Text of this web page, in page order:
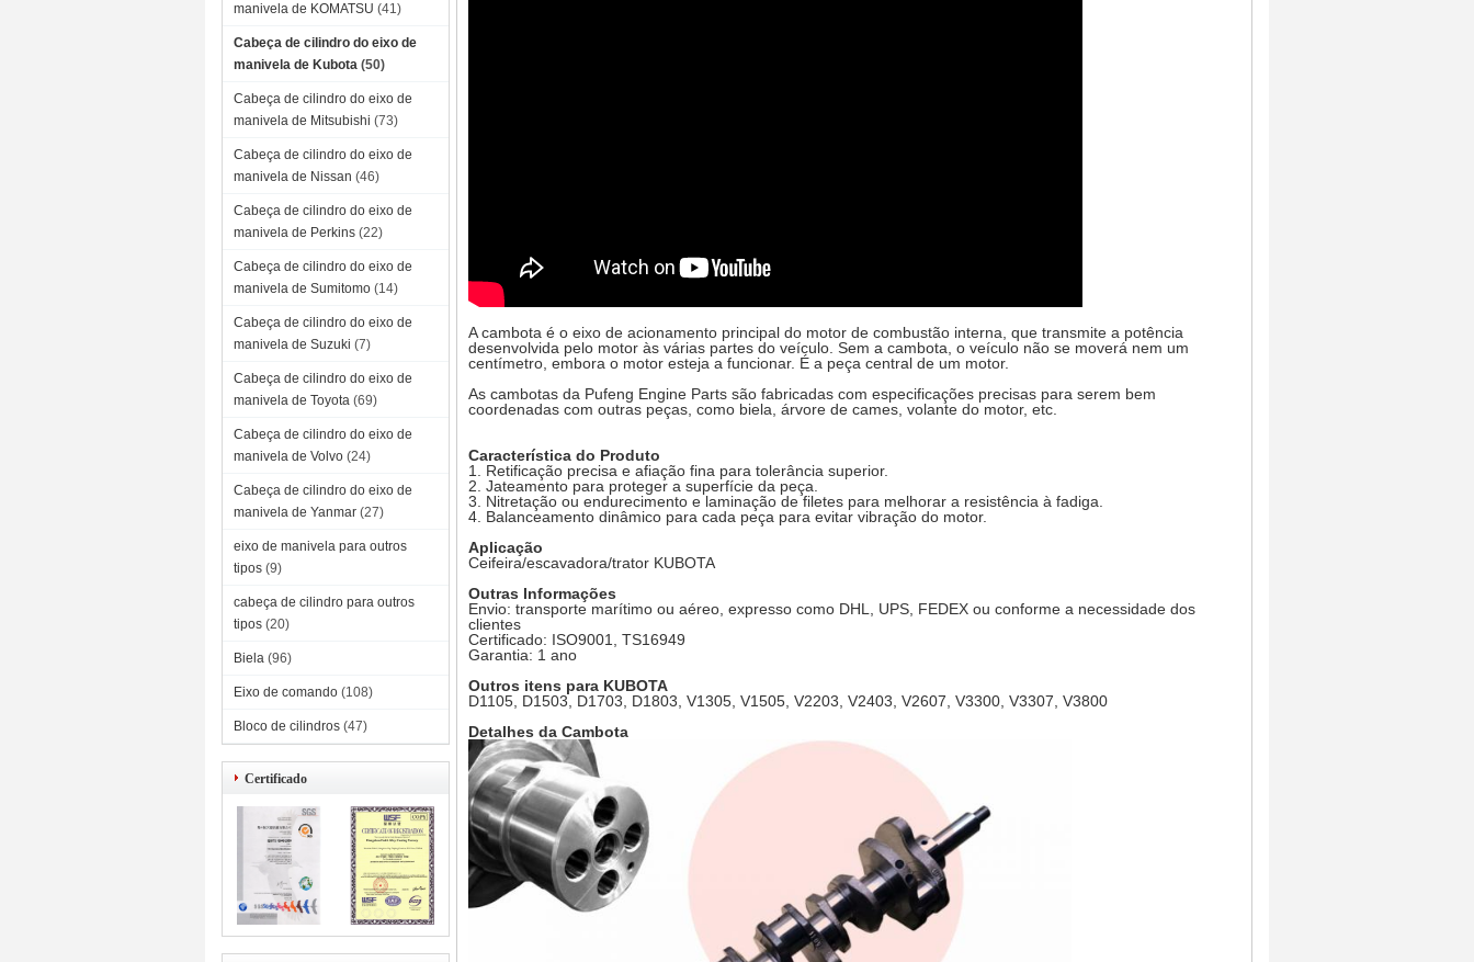
manivela de KOMATSU (41)
Cabeça de cilindro do eixo de
manivela de Kubota (50)
Cabeça de cilindro do eixo de
manivela de Mitsubishi (73)
Cabeça de cilindro do eixo de
manivela de Nissan (46)
Cabeça de cilindro do eixo de
manivela de Perkins (22)
Cabeça de cilindro do eixo de
manivela de Sumitomo (14)
Cabeça de cilindro do eixo de
manivela de Suzuki (7)
Cabeça de cilindro do eixo de
manivela de Toyota (69)
Cabeça de cilindro do eixo de
manivela de Volvo (24)
Cabeça de cilindro do eixo de
manivela de Yanmar (27)
eixo de manivela para outros
tipos (9)
cabeça de cilindro para outros
tipos (20)
Biela (96)
Eixo de comando (108)
Bloco de cilindros (47)
Certificado
A cambota é o eixo de acionamento principal do motor de combustão interna, que transmite a potência
desenvolvida pelo motor às várias partes do veículo. Sem a cambota, o veículo não se moverá nem um
centímetro, embora o motor esteja a funcionar. É a peça central de um motor.
As cambotas da Pufeng Engine Parts são fabricadas com especificações precisas para serem bem
coordenadas com outras peças, como biela, árvore de cames, volante do motor, etc.
Característica do Produto
1. Retificação precisa e afiação fina para tolerância superior.
2. Jateamento para proteger a superfície da peça.
3. Nitretação ou endurecimento e laminação de filetes para melhorar a resistência à fadiga.
4. Balanceamento dinâmico para cada peça para evitar vibração do motor.
Aplicação
Ceifeira/escavadora/trator KUBOTA
Outras Informações
Envio: transporte marítimo ou aéreo, expresso como DHL, UPS, FEDEX ou conforme a necessidade dos
clientes
Certificado: ISO9001, TS16949
Garantia: 1 ano
Outros itens para KUBOTA
D1105, D1503, D1703, D1803, V1305, V1505, V2203, V2403, V2607, V3300, V3307, V3800
Detalhes da Cambota